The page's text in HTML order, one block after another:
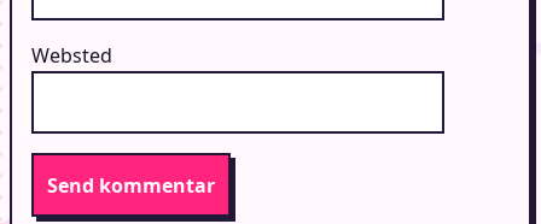
Websted